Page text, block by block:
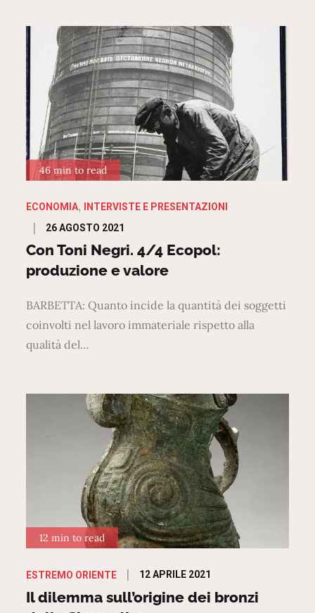
46 min to read
ECONOMIA INTERVISTE E PRESENTAZIONI
Posted
on
26 AGOSTO 2021
Con Toni Negri. 4/4 Ecopol:
produzione e valore
BARBETTA: Quanto incide la quantità dei soggetti
coinvolti nel lavoro immateriale rispetto alla
qualità del…
12 min to read
ESTREMO ORIENTE
Posted
on
12 APRILE 2021
Il dilemma sull’origine dei bronzi